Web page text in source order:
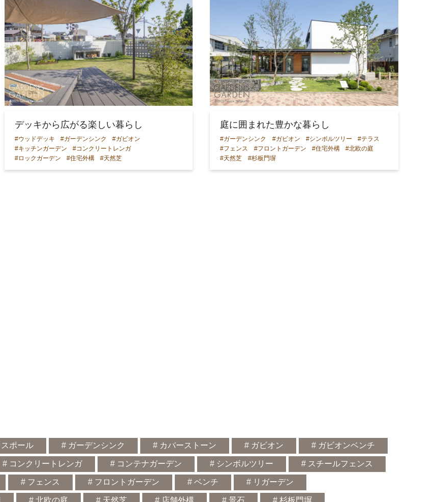
デッキから広がる楽しい暮らし
#ウッドデッキ #ガーデンシンク
#ガビオン
#キッチンガーデン
#コンクリートレンガ
#ロックガーデン
#住宅外構 #天然芝
庭に囲まれた豊かな暮らし
#ガーデンシンク #ガビオン #シンボルツリー
#テラス
#フェンス
#フロントガーデン #住宅外構
#北欧の庭
#天然芝
#杉板門塀
ポール # ガーデンシンク # カバーストーン # ガビオン # ガビオンベンチ
# コンクリートレンガ # コンテナガーデン # シンボルツリー # スチールフェンス
# フェンス # フロントガーデン # ベンチ # リガーデン